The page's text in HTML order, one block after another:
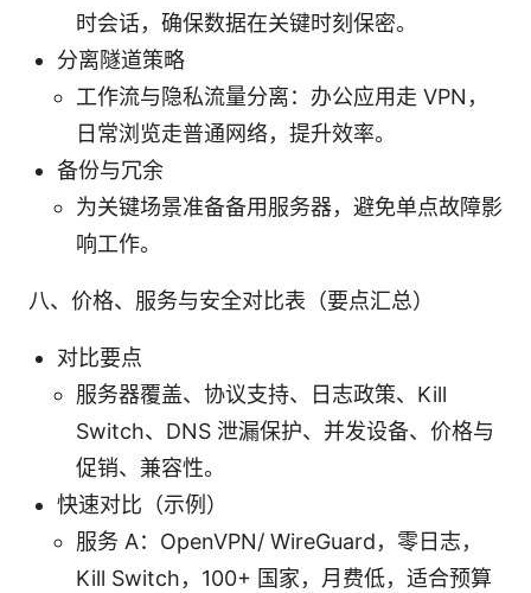
时会话，确保数据在关键时刻保密。
分离隧道策略
工作流与隐私流量分离：办公应用走 VPN，
日常浏览走普通网络，提升效率。
备份与冗余
为关键场景准备备用服务器，避免单点故障影
响工作。
八、价格、服务与安全对比表（要点汇总）
对比要点
服务器覆盖、协议支持、日志政策、Kill
Switch、DNS 泄漏保护、并发设备、价格与
促销、兼容性。
快速对比（示例）
服务 A：OpenVPN/ WireGuard，零日志，
Kill Switch，100+ 国家，月费低，适合预算